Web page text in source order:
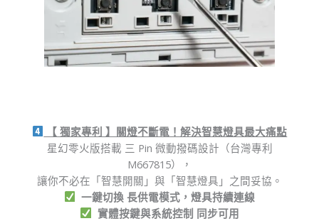
【 獨家專利 】關燈不斷電！解決智慧燈具最大痛點
星幻零火版搭載 三 Pin 微動撥碼設計（台灣專利
M667815），
讓你不必在「智慧開關」與「智慧燈具」之間妥協。
一鍵切換 長供電模式，燈具持續連線
實體按鍵與系統控制 同步可用